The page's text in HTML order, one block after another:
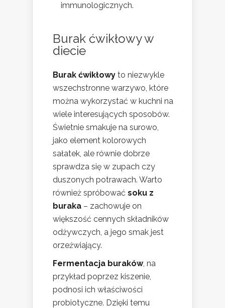
immunologicznych.
Burak ćwikłowy w
diecie
Burak ćwikłowy to niezwykle
wszechstronne warzywo, które
można wykorzystać w kuchni na
wiele interesujących sposobów.
Świetnie smakuje na surowo,
jako element kolorowych
sałatek, ale równie dobrze
sprawdza się w zupach czy
duszonych potrawach. Warto
również spróbować soku z
buraka – zachowuje on
większość cennych składników
odżywczych, a jego smak jest
orzeźwiający.
Fermentacja buraków, na
przykład poprzez kiszenie,
podnosi ich właściwości
probiotyczne. Dzięki temu